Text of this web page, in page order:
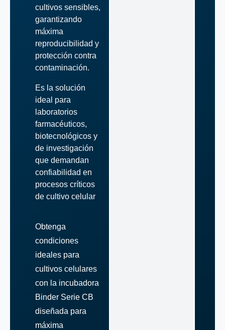
cultivos sensibles,
garantizando
máxima
reproducibilidad y
protección contra
contaminación.
Es la solución
ideal para
laboratorios
farmacéuticos,
biotecnológicos y
de investigación
que demandan
confiabilidad en
procesos críticos
de cultivo celular
Obtenga
condiciones
ideales para
cultivos celulares
con la incubadora
Binder Serie CB
diseñada para
máxima